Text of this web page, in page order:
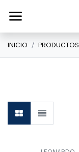
INICIO PRODUCTOS